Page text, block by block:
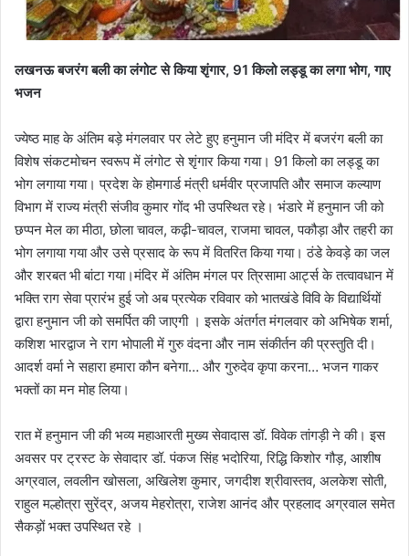
लखनऊ बजरंग बली का लंगोट से किया शृंगार, 91 किलो लड्डू का लगा भोग, गाए
भजन
ज्येष्ठ माह के अंतिम बड़े मंगलवार पर लेटे हुए हनुमान जी मंदिर में बजरंग बली का
विशेष संकटमोचन स्वरूप में लंगोट से शृंगार किया गया। 91 किलो का लड्डू का
भोग लगाया गया। प्रदेश के होमगार्ड मंत्री धर्मवीर प्रजापति और समाज कल्याण
विभाग में राज्य मंत्री संजीव कुमार गोंद भी उपस्थित रहे। भंडारे में हनुमान जी को
छप्पन मेल का मीठा, छोला चावल, कढ़ी-चावल, राजमा चावल, पकौड़ा और तहरी का
भोग लगाया गया और उसे प्रसाद के रूप में वितरित किया गया। ठंडे केवड़े का जल
और शरबत भी बांटा गया।मंदिर में अंतिम मंगल पर त्रिसामा आर्ट्स के तत्वावधान में
भक्ति राग सेवा प्रारंभ हुई जो अब प्रत्येक रविवार को भातखंडे विवि के विद्यार्थियों
द्वारा हनुमान जी को समर्पित की जाएगी । इसके अंतर्गत मंगलवार को अभिषेक शर्मा,
कशिश भारद्वाज ने राग भोपाली में गुरु वंदना और नाम संकीर्तन की प्रस्तुति दी।
आदर्श वर्मा ने सहारा हमारा कौन बनेगा… और गुरुदेव कृपा करना… भजन गाकर
भक्तों का मन मोह लिया।
रात में हनुमान जी की भव्य महाआरती मुख्य सेवादास डॉ. विवेक तांगड़ी ने की। इस
अवसर पर ट्रस्ट के सेवादार डॉ. पंकज सिंह भदोरिया, रिद्धि किशोर गौड़, आशीष
अग्रवाल, लवलीन खोसला, अखिलेश कुमार, जगदीश श्रीवास्तव, अलकेश सोती,
राहुल मल्होत्रा सुरेंद्र, अजय मेहरोत्रा, राजेश आनंद और प्रहलाद अग्रवाल समेत
सैकड़ों भक्त उपस्थित रहे ।